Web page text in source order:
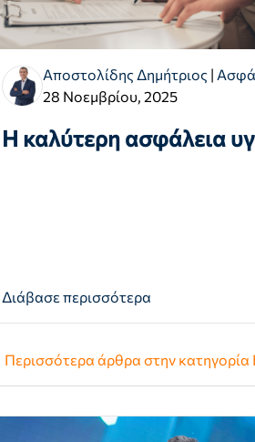
Αποστολίδης Δημήτριος |
28 Νοεμβρίου, 2025
Η καλύτερη ασφάλεια
Διάβασε περισσότερα
Περισσότερα άρθρα στην κατηγορία